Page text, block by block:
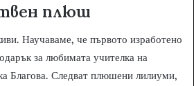
плюш
Научаваме, че първото изработено
за любимата учителка на
Благова. Следват плюшени лилиуми,